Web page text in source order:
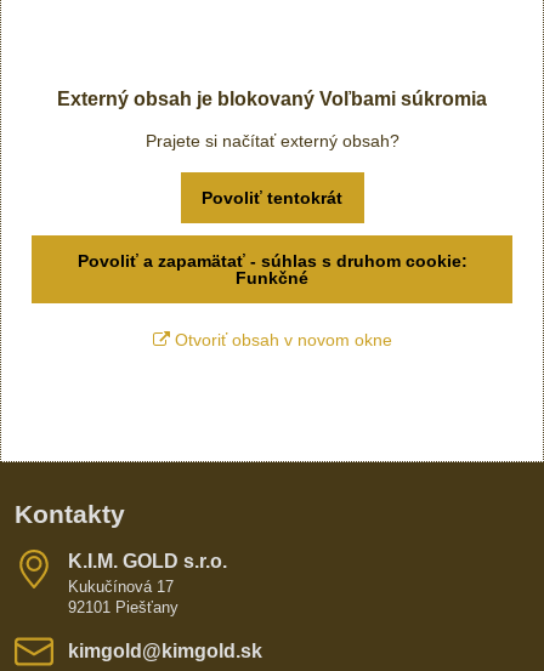
Externý obsah je blokovaný Voľbami súkromia
Prajete si načítať externý obsah?
Povoliť tentokrát
Povoliť a zapamätať - súhlas s druhom cookie:
Funkčné
Otvoriť obsah v novom okne
Kontakty
K​​.I​​.M​​. GOLD s​​.r​​.o​​.
Kukučínová 17
92101 Piešťany
kimgold​@kimgold​.sk